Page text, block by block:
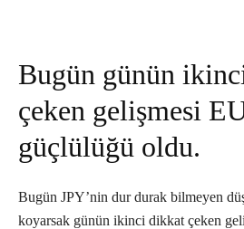
Bugün günün
çeken gelişmesi
güçlülüğü oldu.
Bugün JPY’nin dur durak bilmeyen
koyarsak günün ikinci dikkat çeken